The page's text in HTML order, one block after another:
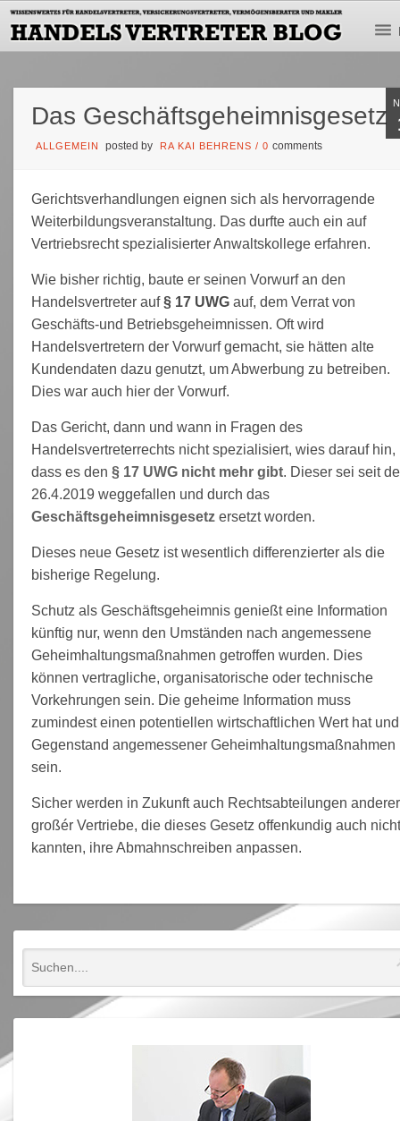
Das Geschäftsgeheimnisgesetz
ALLGEMEIN posted by RA KAI BEHRENS /0comments
Gerichtsverhandlungen eignen sich als hervorragende
Weiterbildungsveranstaltung. Das durfte auch ein auf
Vertriebsrecht spezialisierter Anwaltskollege erfahren.
Wie bisher richtig, baute er seinen Vorwurf an den
Handelsvertreter auf§ 17 UWG auf, dem Verrat von
Geschäfts-und Betriebsgeheimnissen. Oft wird
Handelsvertretern der Vorwurf gemacht, sie hätten alte
Kundendaten dazu genutzt, um Abwerbung zu betreiben.
Dies war auch hier der Vorwurf.
Das Gericht, dann und wann in Fragen des
Handelsvertreterrechts nicht spezialisiert, wies darauf hin,
dass es den§ 17 UWG nicht mehr gibt. Dieser sei seit
26.4.2019 weggefallen und durch das
Geschäftsgeheimnisgesetz ersetzt worden.
Dieses neue Gesetz ist wesentlich differenzierter als die
bisherige Regelung.
Schutz als Geschäftsgeheimnis genießt eine Information
künftig nur, wenn den Umständen nach angemessene
Geheimhaltungsmaßnahmen getroffen wurden. Dies
können vertragliche, organisatorische oder technische
Vorkehrungen sein. Die geheime Information muss
zumindest einen potentiellen wirtschaftlichen Wert hat und
Gegenstand angemessener Geheimhaltungsmaßnahmen
sein.
Sicher werden in Zukunft auch Rechtsabteilungen anderer
großér Vertriebe, die dieses Gesetz offenkundig auch
kannten, ihre Abmahnschreiben anpassen.